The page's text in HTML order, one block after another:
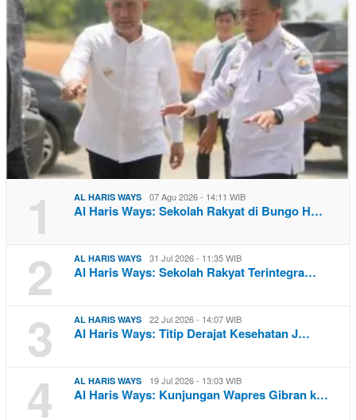
1 AL HARIS WAYS 07 Agu 2026 - 14:11 WIB
Al Haris Ways: Sekolah Rakyat di Bungo H…
2 AL HARIS WAYS 31 Jul 2026 - 11:35 WIB
Al Haris Ways: Sekolah Rakyat Terintegra…
3 AL HARIS WAYS 22 Jul 2026 - 14:07 WIB
Al Haris Ways: Titip Derajat Kesehatan J…
4 AL HARIS WAYS 19 Jul 2026 - 13:03 WIB
Al Haris Ways: Kunjungan Wapres Gibran k…